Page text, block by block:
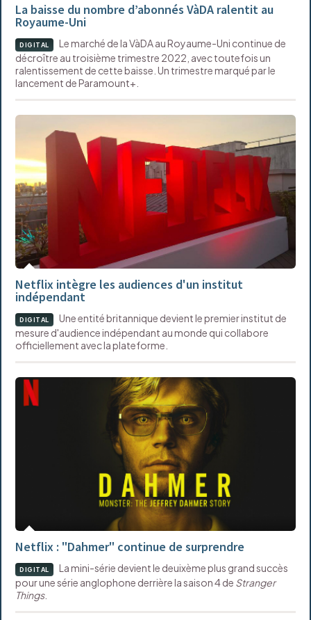
La baisse du nombre d’abonnés VàDA ralentit au
Royaume-Uni
DIGITAL
Le marché de la VàDA au Royaume-Uni continue de
décroître au troisième trimestre 2022, avec toutefois un
ralentissement de cette baisse. Un trimestre marqué par le
lancement de Paramount+.
Netflix intègre les audiences d'un institut
indépendant
DIGITAL
Une entité britannique devient le premier institut de
mesure d'audience indépendant au monde qui collabore
officiellement avec la plateforme.
Netflix : "Dahmer" continue de surprendre
DIGITAL
La mini-série devient le deuixème plus grand succès
pour une série anglophone derrière la saison 4 de Stranger
Things.